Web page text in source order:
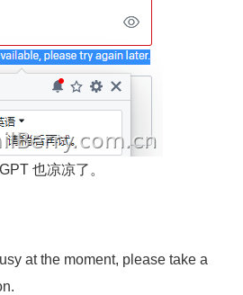
也凉凉了。
at the moment, please take a